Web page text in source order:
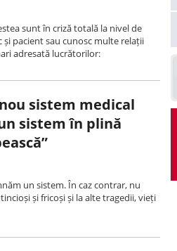
sunt în criză totală la nivel de
pacient sau cunosc multe relații
adresată lucrătorilor:
sistem medical
sistem în plină
un sistem. În caz contrar, nu
și fricoși și la alte tragedii, vieți